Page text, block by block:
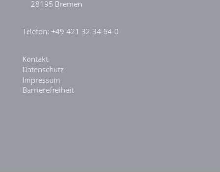
28195 Bremen
Telefon: +49 421 32 34 64-0
Kontakt
Datenschutz
Impressum
Barrierefreiheit